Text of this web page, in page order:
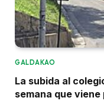
GALDAKAO
La subida al
semana que